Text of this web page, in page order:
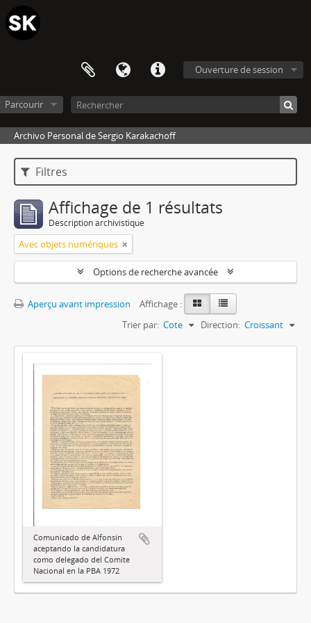
Ouverture de session
Parcourir
Archivo Personal de Sergio Karakachoff
Filtres
Affichage de 1 résultats
Description archivistique
Avec objets numériques
Options de recherche avancée
Aperçu avant impression
Affichage :
Trier par: Cote Direction: Croissant
Comunicado de Alfonsín
aceptando la candidatura
como delegado del Comite
Nacional en la PBA 1972